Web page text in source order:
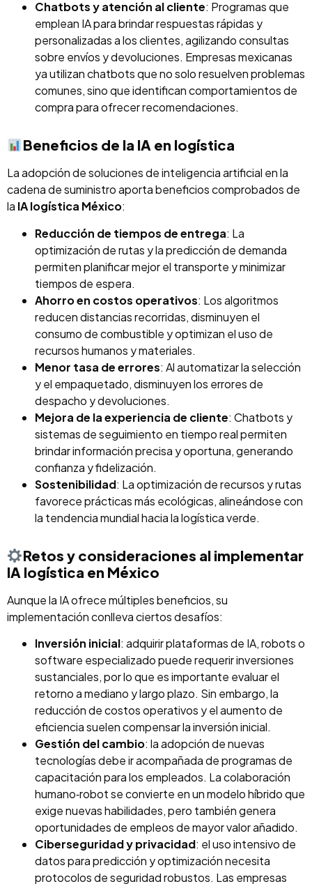
Chatbots y atención al cliente: Programas que
emplean IA para brindar respuestas rápidas y
personalizadas a los clientes, agilizando consultas
sobre envíos y devoluciones. Empresas mexicanas
ya utilizan chatbots que no solo resuelven problemas
comunes, sino que identifican comportamientos de
compra para ofrecer recomendaciones.
Beneficios de la IA en logística
La adopción de soluciones de inteligencia artificial en la
cadena de suministro aporta beneficios comprobados de
la IA logística México:
Reducción de tiempos de entrega: La
optimización de rutas y la predicción de demanda
permiten planificar mejor el transporte y minimizar
tiempos de espera.
Ahorro en costos operativos: Los algoritmos
reducen distancias recorridas, disminuyen el
consumo de combustible y optimizan el uso de
recursos humanos y materiales.
Menor tasa de errores: Al automatizar la selección
y el empaquetado, disminuyen los errores de
despacho y devoluciones.
Mejora de la experiencia de cliente: Chatbots y
sistemas de seguimiento en tiempo real permiten
brindar información precisa y oportuna, generando
confianza y fidelización.
Sostenibilidad: La optimización de recursos y rutas
favorece prácticas más ecológicas, alineándose con
la tendencia mundial hacia la logística verde.
Retos y consideraciones al implementar
IA logística en México
Aunque la IA ofrece múltiples beneficios, su
implementación conlleva ciertos desafíos:
Inversión inicial: adquirir plataformas de IA, robots o
software especializado puede requerir inversiones
sustanciales, por lo que es importante evaluar el
retorno a mediano y largo plazo. Sin embargo, la
reducción de costos operativos y el aumento de
eficiencia suelen compensar la inversión inicial.
Gestión del cambio: la adopción de nuevas
tecnologías debe ir acompañada de programas de
capacitación para los empleados. La colaboración
humano‑robot se convierte en un modelo híbrido que
exige nuevas habilidades, pero también genera
oportunidades de empleos de mayor valor añadido.
Ciberseguridad y privacidad: el uso intensivo de
datos para predicción y optimización necesita
protocolos de seguridad robustos. Las empresas